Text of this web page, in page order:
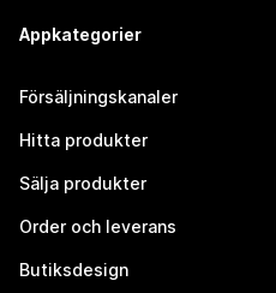
Appkategorier
Försäljningskanaler
Hitta produkter
Sälja produkter
Order och leverans
Butiksdesign